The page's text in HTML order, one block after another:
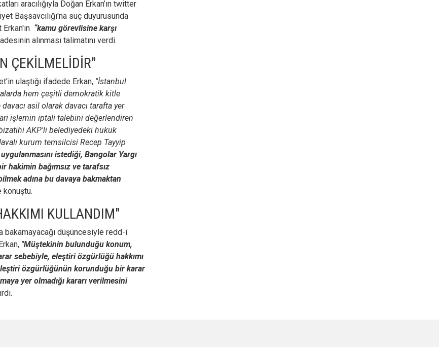
aracılığıyla Doğan Erkan’ın twitter
Başsavcılığı'na suç duyurusunda
“kamu görevlisine karşı
alınması talimatını verdi.
ÇEKİLMELİDİR"
ulaştığı ifadede Erkan, "İstanbul
hem çeşitli demokratik kitle
asil olarak davacı tarafta yer
işlemin iptali talebini değerlendiren
AKP'li belediyedeki hukuk
kurum temsilcisi Recep Tayyip
istediği, Bangolar Yargı
hakimin bağımsız ve tarafsız
adına bu davaya bakmaktan
KULLANDIM"
bakamayacağı düşüncesiyle redd-i
"Müştekinin bulunduğu konum,
sebebiyle, eleştiri özgürlüğü hakkımı
özgürlüğünün korunduğu bir karar
yer olmadığı kararı verilmesini